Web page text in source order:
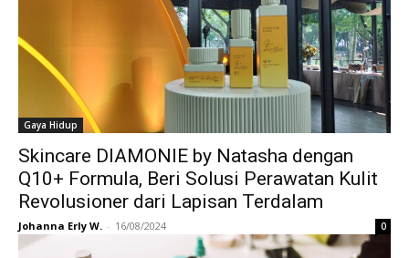
Gaya Hidup
Skincare DIAMONIE by Natasha dengan
Q10+ Formula, Beri Solusi Perawatan Kulit
Revolusioner dari Lapisan Terdalam
Johanna Erly W. - 16/08/2024 0